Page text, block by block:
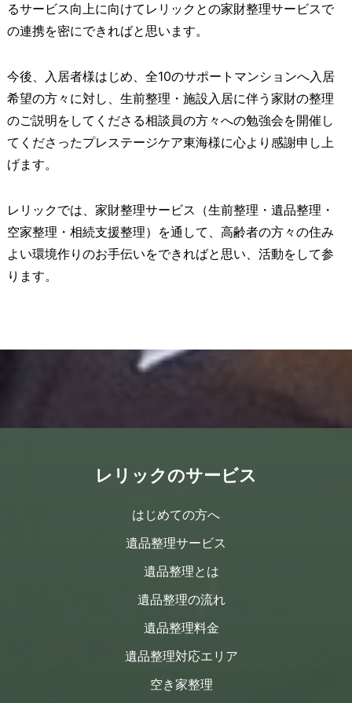
るサービス向上に向けてレリックとの家財整理サービスで
の連携を密にできればと思います。
今後、入居者様はじめ、全10のサポートマンションへ入居
希望の方々に対し、生前整理・施設入居に伴う家財の整理
のご説明をしてくださる相談員の方々への勉強会を開催し
てくださったプレステージケア東海様に心より感謝申し上
げます。
レリックでは、家財整理サービス（生前整理・遺品整理・
空家整理・相続支援整理）を通して、高齢者の方々の住み
よい環境作りのお手伝いをできればと思い、活動をして参
ります。
レリックのサービス
はじめての方へ
遺品整理サービス
遺品整理とは
遺品整理の流れ
遺品整理料金
遺品整理対応エリア
空き家整理